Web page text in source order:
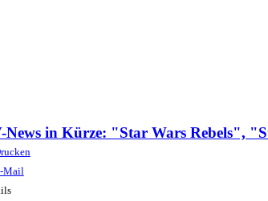
News in Kürze: "Star Wars Rebels",